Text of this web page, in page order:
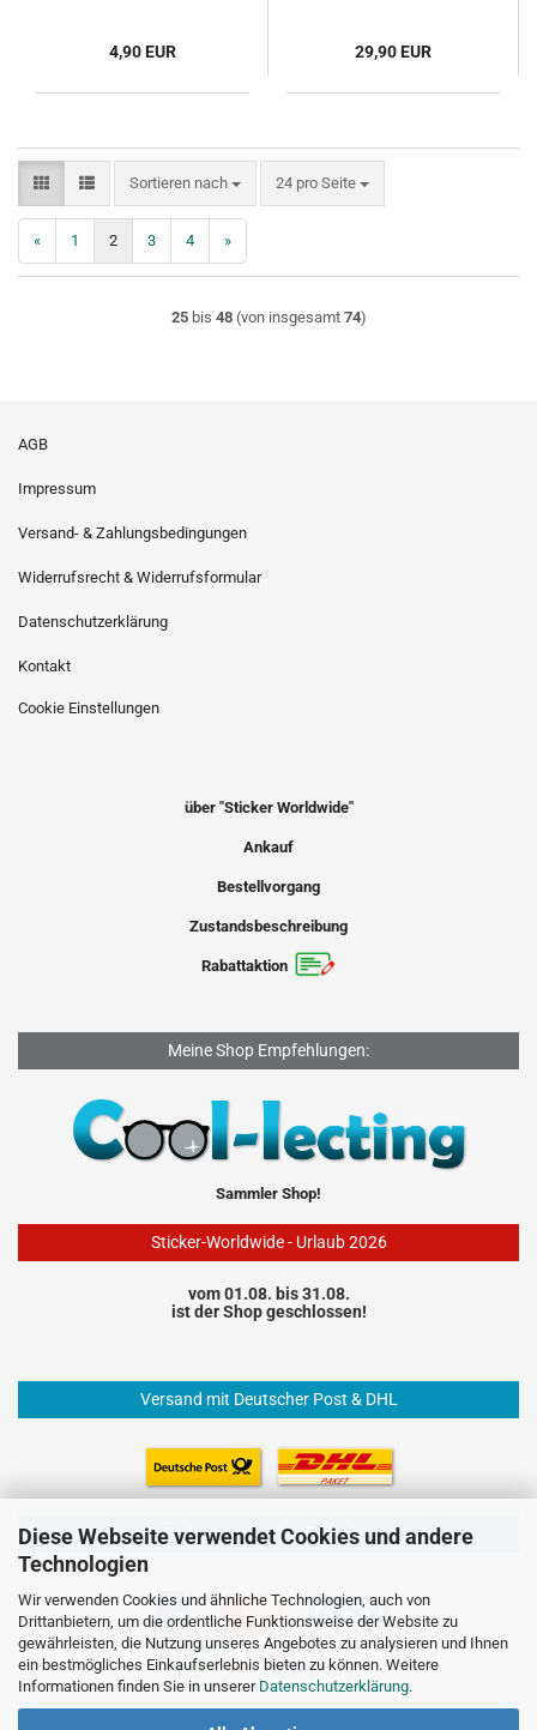
Diese Webseite verwendet Cookies und andere
Technologien
Wir verwenden Cookies und ähnliche Technologien, auch von
Drittanbietern, um die ordentliche Funktionsweise der Website zu
gewährleisten, die Nutzung unseres Angebotes zu analysieren und Ihnen
ein bestmögliches Einkaufserlebnis bieten zu können. Weitere
Informationen finden Sie in unserer Datenschutzerklärung.
4,90 EUR 29,90 EUR
Sortieren nach
Sortieren nach 24 pro Seite
pro Seite
« 1 2 3 4 »
25bis 48(von insgesamt 74)
AGB
Impressum
Versand- & Zahlungsbedingungen
Widerrufsrecht & Widerrufsformular
Datenschutzerklärung
Kontakt
Cookie Einstellungen
über "Sticker Worldwide"
Ankauf
Bestellvorgang
Zustandsbeschreibung
Rabattaktion
Meine Shop Empfehlungen:
Sammler Shop!
Sticker-Worldwide - Urlaub 2026
vom 01.08. bis 31.08.
ist der Shop geschlossen!
Versand mit Deutscher Post & DHL
Einfach und sicher Bezahlen